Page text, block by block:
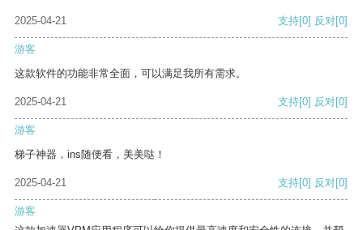
2025-04-21 支持[0] 反对[0]
游客
这款软件的功能非常全面，可以满足我所有需求。
2025-04-21 支持[0] 反对[0]
游客
梯子神器，ins随便看，美美哒！
2025-04-21 支持[0] 反对[0]
游客